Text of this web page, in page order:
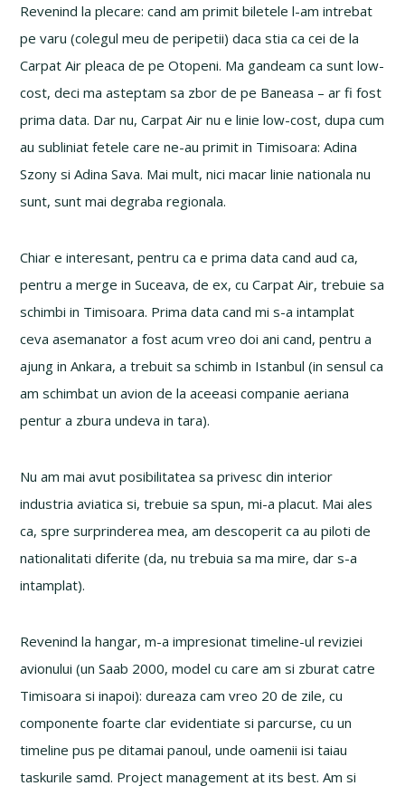
Revenind la plecare: cand am primit biletele l-am intrebat
pe varu (colegul meu de peripetii) daca stia ca cei de la
Carpat Air pleaca de pe Otopeni. Ma gandeam ca sunt low-
cost, deci ma asteptam sa zbor de pe Baneasa – ar fi fost
prima data. Dar nu, Carpat Air nu e linie low-cost, dupa cum
au subliniat fetele care ne-au primit in Timisoara: Adina
Szony si Adina Sava. Mai mult, nici macar linie nationala nu
sunt, sunt mai degraba regionala.
Chiar e interesant, pentru ca e prima data cand aud ca,
pentru a merge in Suceava, de ex, cu Carpat Air, trebuie sa
schimbi in Timisoara. Prima data cand mi s-a intamplat
ceva asemanator a fost acum vreo doi ani cand, pentru a
ajung in Ankara, a trebuit sa schimb in Istanbul (in sensul ca
am schimbat un avion de la aceeasi companie aeriana
pentur a zbura undeva in tara).
Nu am mai avut posibilitatea sa privesc din interior
industria aviatica si, trebuie sa spun, mi-a placut. Mai ales
ca, spre surprinderea mea, am descoperit ca au piloti de
nationalitati diferite (da, nu trebuia sa ma mire, dar s-a
intamplat).
Revenind la hangar, m-a impresionat timeline-ul reviziei
avionului (un Saab 2000, model cu care am si zburat catre
Timisoara si inapoi): dureaza cam vreo 20 de zile, cu
componente foarte clar evidentiate si parcurse, cu un
timeline pus pe ditamai panoul, unde oamenii isi taiau
taskurile samd. Project management at its best. Am si